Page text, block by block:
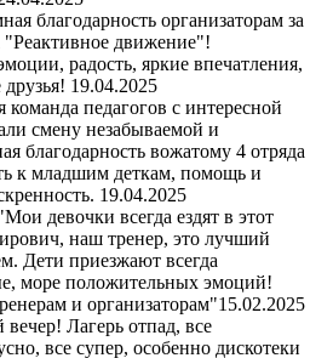
благодарность организаторам за
"Реактивное движение"!
радость, яркие впечатления,
19.04.2025
команда педагогов с интересной
смену незабываемой и
благодарность вожатому 4 отряда
к младшим деткам, помощь и
19.04.2025
девочки всегда ездят в этот
наш тренер, это лучший
Дети приезжают всегда
море положительных эмоций!
и организаторам"15.02.2025
Лагерь отпад, все
все супер, особенно дискотеки